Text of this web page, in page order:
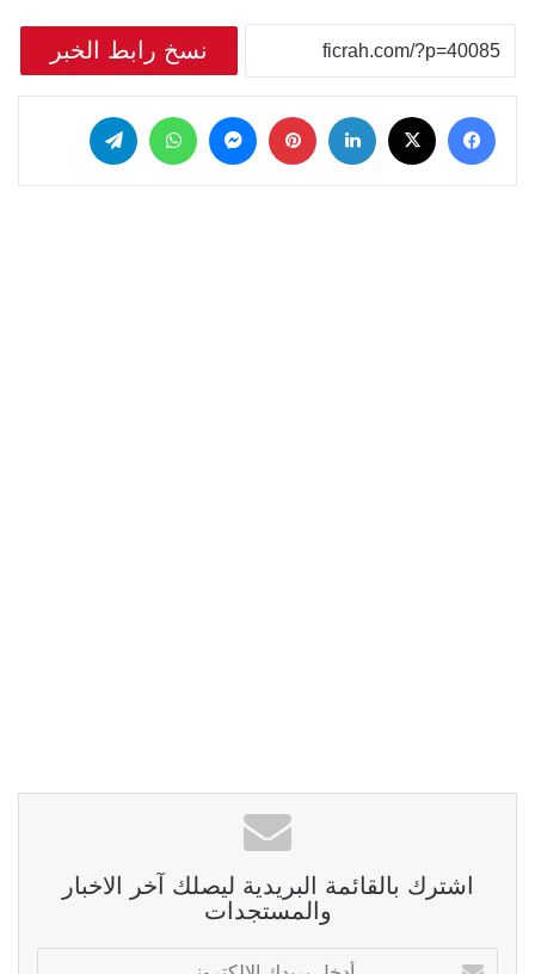
نسخ رابط الخبر
فيسبوك لينكدإن بينتيريست
ماسنجر واتساب
اشترك بالقائمة البريدية ليصلك آخر الاخبار
والمستجدات
أدخل